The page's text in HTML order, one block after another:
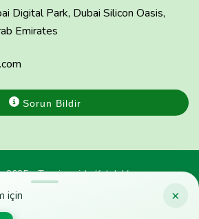
×
için
Digital Park, Dubai Silicon Oasis,
Emirates
Sorun Bildir
2025 - Tavsiyemiz'e Kulak Ver